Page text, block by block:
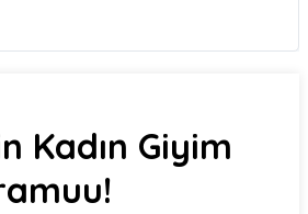
Kadın Giyim